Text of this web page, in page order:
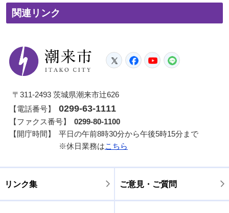
関連リンク
潮来市
TwitterFacebook
YouTube
〒311-2493 茨城県潮来市辻626
【電話番号】
0299-63-1111
【ファクス番号】
0299-80-1100
【開庁時間】
平日の午前8時30分から午後5時15分まで
※休日業務はこちら
リンク集 ご意見・ご質問